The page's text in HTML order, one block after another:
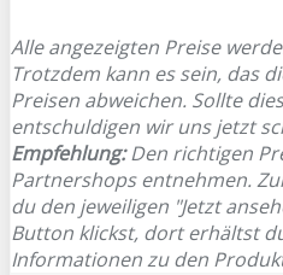
Alle angezeigten Preise
Trotzdem kann es sein, das
Preisen abweichen. Sollte
entschuldigen wir uns jetzt
Empfehlung:Den richtigen
Partnershops entnehmen.
du den jeweiligen "Jetzt
Button klickst, dort erhältst
Informationen zu den